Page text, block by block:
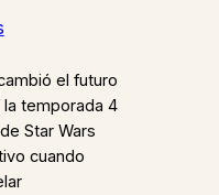
el futuro
temporada 4
Star Wars
cuando